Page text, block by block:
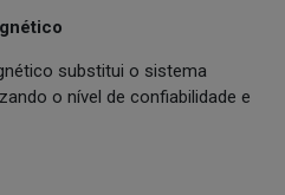
substitui o sistema
o nível de confiabilidade e